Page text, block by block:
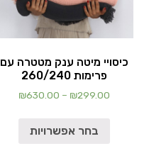
כיסויי מיטה ענק מטטרה עם
פרימות 260/240
₪299.00
–
₪630.00
בחר אפשרויות